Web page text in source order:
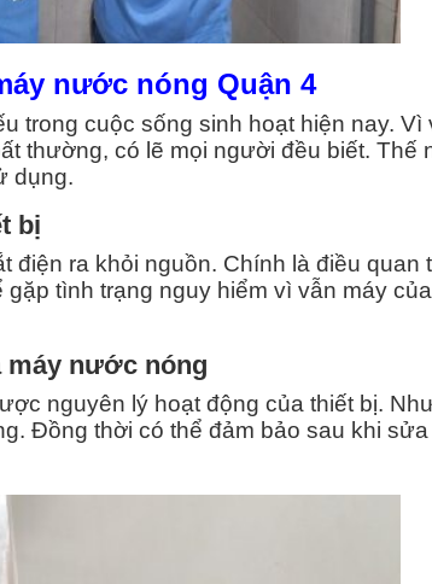
nước nóng Quận 4
trong cuộc sống sinh hoạt hiện nay. Vì
thường, có lẽ mọi người đều biết. Thế
dụng.
bị
điện ra khỏi nguồn. Chính là điều quan
tình trạng nguy hiểm vì vẫn máy
nước nóng
nguyên lý hoạt động của thiết bị.
Đồng thời có thể đảm bảo sau khi sửa